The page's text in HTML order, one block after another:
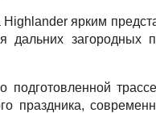
ярким
дальних загородных
подготовленной
праздника,